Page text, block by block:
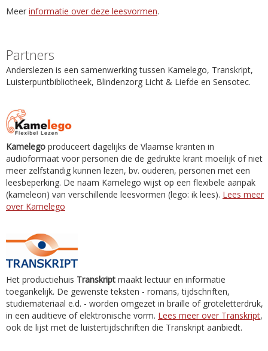
Meer informatie over deze leesvormen.
Partners
Anderslezen is een samenwerking tussen Kamelego, Transkript,
Luisterpuntbibliotheek, Blindenzorg Licht & Liefde en Sensotec.
Kamelego produceert dagelijks de Vlaamse kranten in
audioformaat voor personen die de gedrukte krant moeilijk of niet
meer zelfstandig kunnen lezen, bv. ouderen, personen met een
leesbeperking. De naam Kamelego wijst op een flexibele aanpak
(kameleon) van verschillende leesvormen (lego: ik lees). Lees meer
over Kamelego
Het productiehuis Transkript maakt lectuur en informatie
toegankelijk. De gewenste teksten - romans, tijdschriften,
studiemateriaal e.d. - worden omgezet in braille of groteletterdruk,
in een auditieve of elektronische vorm. Lees meer over Transkript,
ook de lijst met de luistertijdschriften die Transkript aanbiedt.